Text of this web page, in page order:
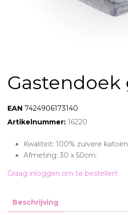
Gastendoek
EAN: 7424906173140
Artikelnummer: 16220
Kwaliteit: 100% zuivere katoen
Afmeting: 30 x 50cm.
Graag inloggen om te bestellen!
Beschrijving